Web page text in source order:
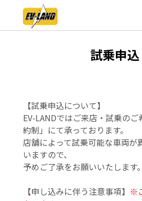
試乗申込
【試乗申込について】
EV-LANDではご来店・試乗の
約制」にて承っております。
店舗によって試乗可能な車両が
いますので、
予めご了承をお願いいたします。
【申し込みに伴う注意事項】 ※